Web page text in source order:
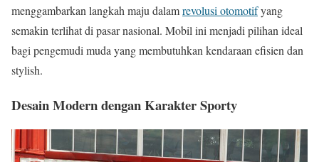
menggambarkan langkah maju dalamrevolusi otomotifyang
semakin terlihat di pasar nasional. Mobil ini menjadi pilihan ideal
bagi pengemudi muda yang membutuhkan kendaraan efisien dan
stylish.
Desain Modern dengan Karakter Sporty